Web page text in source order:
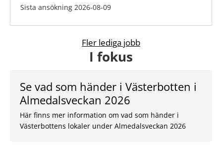
Sista ansökning 2026-08-09
Fler lediga jobb
I fokus
Se vad som händer i Västerbotten i
Almedalsveckan 2026
Här finns mer information om vad som händer i
Västerbottens lokaler under Almedalsveckan 2026